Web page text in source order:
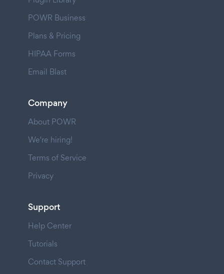
POWR Business
Plans & Pricing
HIPAA Forms
Email Blast
Company
About POWR
We're hiring!
Terms of Service
Privacy
Support
Help Center
Tutorials
Contact Support